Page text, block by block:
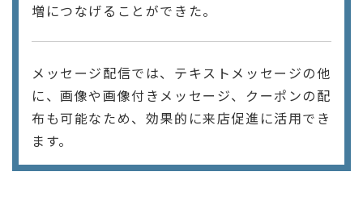
増につなげることができた。
メッセージ配信では、テキストメッセージの他
に、画像や画像付きメッセージ、クーポンの配
布も可能なため、効果的に来店促進に活用でき
ます。